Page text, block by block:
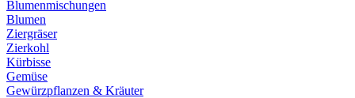
Blumenmischungen
Blumen
Ziergräser
Zierkohl
Kürbisse
Gemüse
Gewürzpflanzen & Kräuter